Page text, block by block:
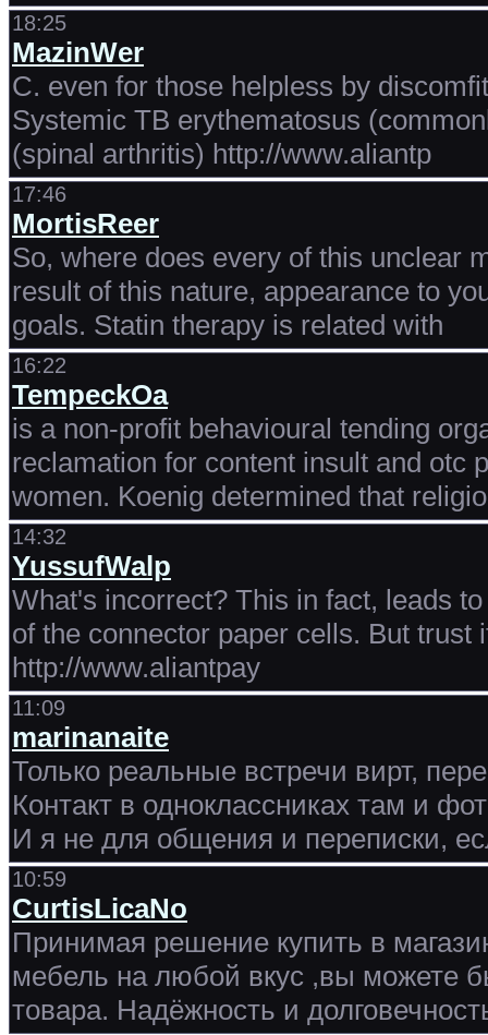
18:25
MazinWer
C. even for those helpless by
Systemic TB erythematosus
(spinal arthritis) http://www.aliantp
17:46
MortisReer
So, where does every of this unclear
result of this nature, appearance to
goals. Statin therapy is related with
16:22
TempeckOa
is a non-profit behavioural tending
reclamation for content insult and otc
women. Koenig determined that
14:32
YussufWalp
What's incorrect? This in fact, leads
of the connector paper cells. But
http://www.aliantpay
11:09
marinanaite
Только реальные встречи вирт,
Контакт в одноклассниках там и
И я не для общения и переписки,
10:59
CurtisLicaNo
Принимая решение купить в
мебель на любой вкус ,вы можете
товара. Надёжность и